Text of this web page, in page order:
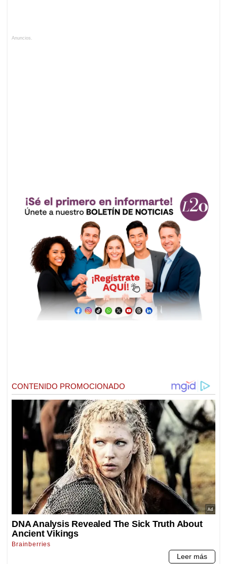
Anuncios.